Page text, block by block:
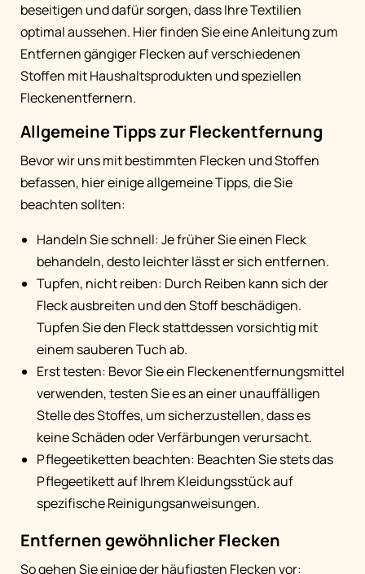
beseitigen und dafür sorgen, dass Ihre Textilien
optimal aussehen. Hier finden Sie eine Anleitung zum
Entfernen gängiger Flecken auf verschiedenen
Stoffen mit Haushaltsprodukten und speziellen
Fleckenentfernern.
Allgemeine Tipps zur Fleckentfernung
Bevor wir uns mit bestimmten Flecken und Stoffen
befassen, hier einige allgemeine Tipps, die Sie
beachten sollten:
Handeln Sie schnell: Je früher Sie einen Fleck
behandeln, desto leichter lässt er sich entfernen.
Tupfen, nicht reiben: Durch Reiben kann sich der
Fleck ausbreiten und den Stoff beschädigen.
Tupfen Sie den Fleck stattdessen vorsichtig mit
einem sauberen Tuch ab.
Erst testen: Bevor Sie ein Fleckenentfernungsmittel
verwenden, testen Sie es an einer unauffälligen
Stelle des Stoffes, um sicherzustellen, dass es
keine Schäden oder Verfärbungen verursacht.
Pflegeetiketten beachten: Beachten Sie stets das
Pflegeetikett auf Ihrem Kleidungsstück auf
spezifische Reinigungsanweisungen.
Entfernen gewöhnlicher Flecken
So gehen Sie einige der häufigsten Flecken vor: